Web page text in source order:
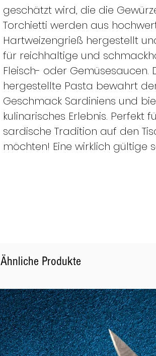
geschätzt wird, die die
Torchietti werden aus
Hartweizengrieß hergestellt
für reichhaltige und
Fleisch- oder Gemüsesaucen.
hergestellte Pasta bewahrt
Geschmack Sardiniens und
kulinarisches Erlebnis. Perfekt
sardische Tradition auf den
möchten! Eine wirklich gültige
Ähnliche Produkte